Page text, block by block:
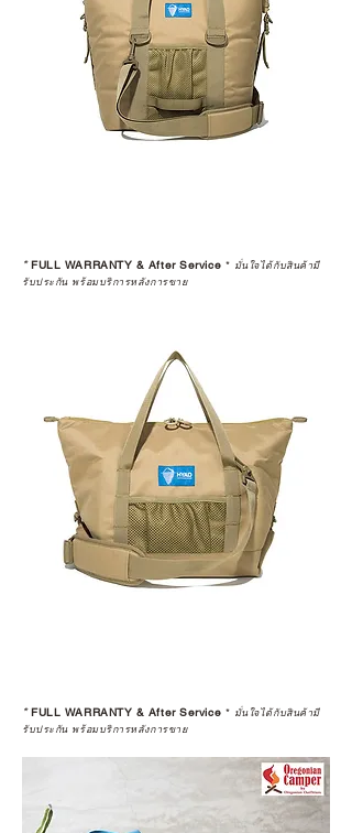
*FULL WARRANTY & After Service * มั่นใจได้กับสินค้ามี
รับประกัน พร้อมบริการหลังการขาย
*FULL WARRANTY & After Service * มั่นใจได้กับสินค้ามี
รับประกัน พร้อมบริการหลังการขาย